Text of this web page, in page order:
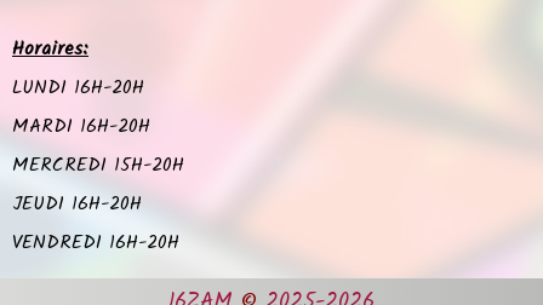
Horaires:
LUNDI 16H-20H
MARDI 16H-20H
MERCREDI 15H-20H
JEUDI 16H-20H
VENDREDI 16H-20H